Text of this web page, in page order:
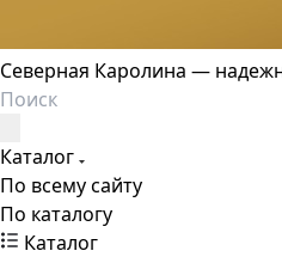
Северная Каролина —
Каталог
По всему сайту
По каталогу
Каталог